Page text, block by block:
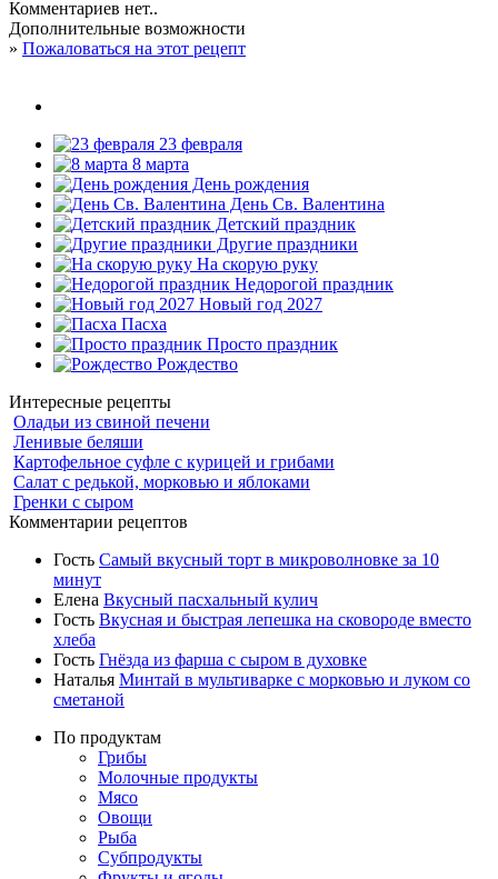
Комментариев нет..
Дополнительные возможности
» Пожаловаться на этот рецепт
23 февраля
8 марта
День рождения
День Св. Валентина
Детский праздник
Другие праздники
На скорую руку
Недорогой праздник
Новый год 2027
Пасха
Просто праздник
Рождество
Интересные рецепты
Оладьи из свиной печени
Ленивые беляши
Картофельное суфле с курицей и грибами
Салат с редькой, морковью и яблоками
Гренки с сыром
Комментарии рецептов
Гость Самый вкусный торт в микроволновке за 10
минут
Елена Вкусный пасхальный кулич
Гость Вкусная и быстрая лепешка на сковороде вместо
хлеба
Гость Гнёзда из фарша с сыром в духовке
Наталья Минтай в мультиварке с морковью и луком со
сметаной
По продуктам
Грибы
Молочные продукты
Мясо
Овощи
Рыба
Субпродукты